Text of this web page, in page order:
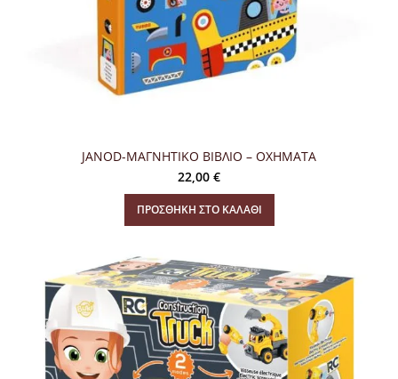
JANOD-ΜΑΓΝΗΤΙΚΟ ΒΙΒΛΙΟ – ΟΧΗΜΑΤΑ
22,00 €
ΠΡΟΣΘΉΚΗ ΣΤΟ ΚΑΛΆΘΙ